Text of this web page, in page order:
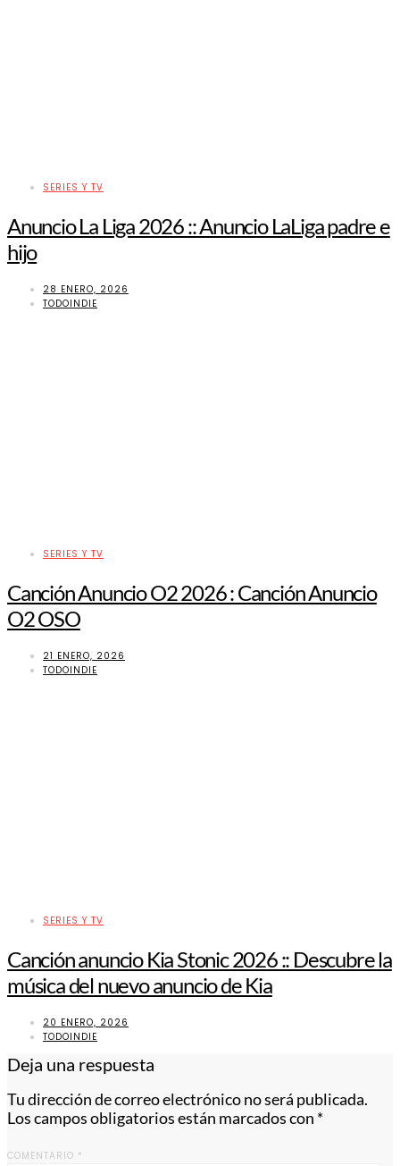
SERIES Y TV
Anuncio La Liga 2026 :: Anuncio LaLiga padre e
hijo
28 ENERO, 2026
TODOINDIE
SERIES Y TV
Canción Anuncio O2 2026 : Canción Anuncio
O2 OSO
21 ENERO, 2026
TODOINDIE
SERIES Y TV
Canción anuncio Kia Stonic 2026 :: Descubre la
música del nuevo anuncio de Kia
20 ENERO, 2026
TODOINDIE
Deja una respuesta
Tu dirección de correo electrónico no será publicada.
Los campos obligatorios están marcados con *
COMENTARIO *